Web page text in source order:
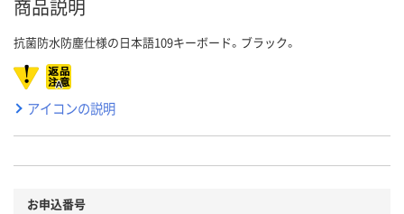
商品説明
抗菌防水防塵仕様の日本語109キーボード。ブラック。
アイコンの説明
お申込番号